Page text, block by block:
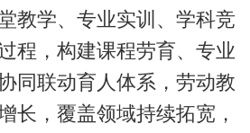
教学、专业实训、学科竞
程，构建课程劳育、专业
同联动育人体系，劳动教
长，覆盖领域持续拓宽，